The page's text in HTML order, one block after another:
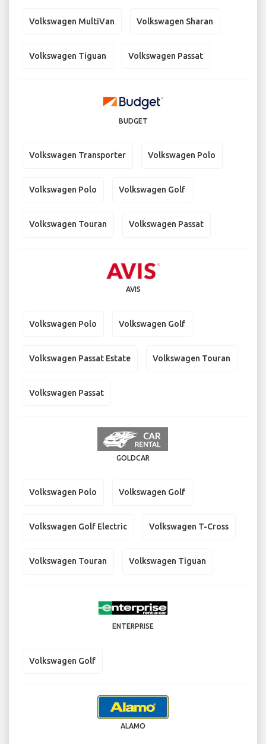
Volkswagen MultiVan Volkswagen Sharan
Volkswagen Tiguan Volkswagen Passat
BUDGET
Volkswagen Transporter Volkswagen Polo
Volkswagen Polo Volkswagen Golf
Volkswagen Touran Volkswagen Passat
AVIS
Volkswagen Polo Volkswagen Golf
Volkswagen Passat Estate Volkswagen Touran
Volkswagen Passat
GOLDCAR
Volkswagen Polo Volkswagen Golf
Volkswagen Golf Electric Volkswagen T-Cross
Volkswagen Touran Volkswagen Tiguan
ENTERPRISE
Volkswagen Golf
ALAMO